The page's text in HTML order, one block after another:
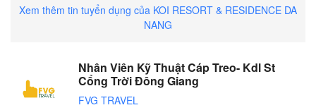
Xem thêm tin tuyển dụng của KOI RESORT & RESIDENCE DA
NANG
Nhân Viên Kỹ Thuật Cáp Treo- Kdl St
Cổng Trời Đông Giang
FVG TRAVEL